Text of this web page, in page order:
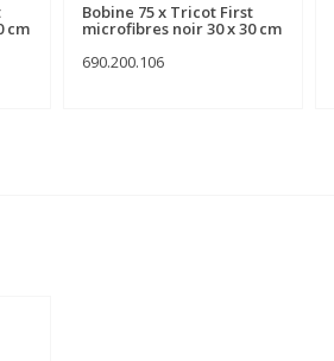
cm
Bobine 75 x Tricot First
microfibres noir 30 x 30 cm
690.200.106